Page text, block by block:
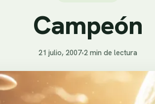
Campeón
21 julio, 2007•2 min de lectura